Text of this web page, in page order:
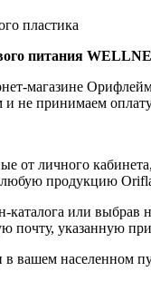
пластика
питания
магазине
не принимаем
от личного
продукцию
или выбрав
почту, указанную
вашем населенном